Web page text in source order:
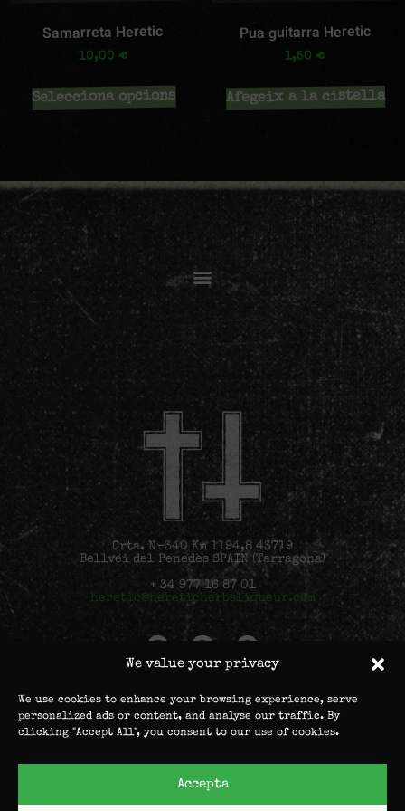
We value your privacy
We use cookies to enhance your browsing experience, serve
personalized ads or content, and analyse our traffic. By
clicking "Accept All", you consent to our use of cookies.
Accepta
Samarreta Heretic
10,00 €
Selecciona opcions
Pua guitarra Heretic
1,50€
Afegeix a la cistella
Crta. N-340 Km 1194,8 43719
Bellvei del Penedès SPAIN (Tarragona)
+ 34 977 16 87 01
heretic@hereticherbsliqueur.com
©2022 Teichenné S.A.
All rights reserved.